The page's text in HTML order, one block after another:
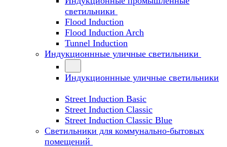
светильники
Flood Induction
Flood Induction Arch
Tunnel Induction
Индукционнные уличные светильники
Индукционнные уличные светильники
Street Induction Basic
Street Induction Classic
Street Induction Classic Blue
Светильники для коммунально-бытовых
помещений